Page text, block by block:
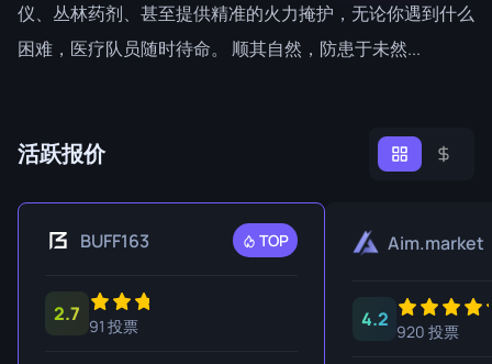
仪、丛林药剂、甚至提供精准的火力掩护，无论你遇到什么
困难，医疗队员随时待命。 顺其自然，防患于未然...
活跃报价
BUFF163 TOP
2.7
91 投票
Aim.market
4.2
920 投票